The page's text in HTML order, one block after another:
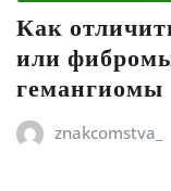
Как
или
гемангиомы
znakcomstva_